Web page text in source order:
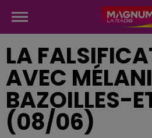
LA
AVEC
BAZOILLES-
(08/06)